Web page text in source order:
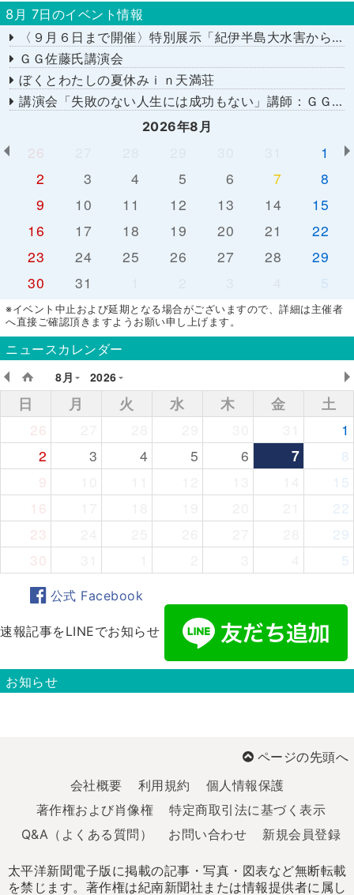
8月 7日のイベント情報
〈９月６日まで開催〉特別展示「紀伊半島大水害から１５年－あの日を忘れない－」
ＧＧ佐藤氏講演会
ぼくとわたしの夏休みｉｎ天満荘
講演会「失敗のない人生には成功もない」講師：ＧＧ佐藤さん
2026年8月
26
1
2
3 4 5 6 7
8
9
10 11 12 13 14
15
16
17 18 19 20 21
22
23
24 25 26 27 28
29
30
31 5
※イベント中止および延期となる場合がございますので、詳細は主催者
へ直接ご確認頂きますようお願い申し上げます。
ニュースカレンダー
8月
2026
日 月 火 水 木 金
土
26
1
2
3 4 5 6 7
8
9
15
16
22
23
29
30
5
公式 Facebook
速報記事をLINEでお知らせ
お知らせ
ページの先頭へ
会社概要
利用規約
個人情報保護
著作権および肖像権
特定商取引法に基づく表示
Q&A（よくある質問）
お問い合わせ 新規会員登録
太平洋新聞電子版に掲載の記事・写真・図表など無断転載
を禁じます。著作権は紀南新聞社または情報提供者に属し